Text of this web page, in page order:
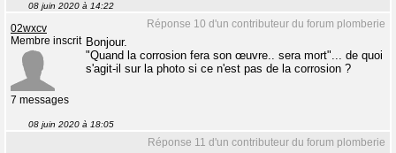
08 juin 2020 à 14:22
Réponse 10 d'un contributeur du forum plomberie
02wxcv
Membre inscrit
7 messages
Bonjour.
"Quand la corrosion fera son œuvre.. sera mort"... de quoi
s'agit-il sur la photo si ce n'est pas de la corrosion ?
08 juin 2020 à 18:05
Réponse 11 d'un contributeur du forum plomberie